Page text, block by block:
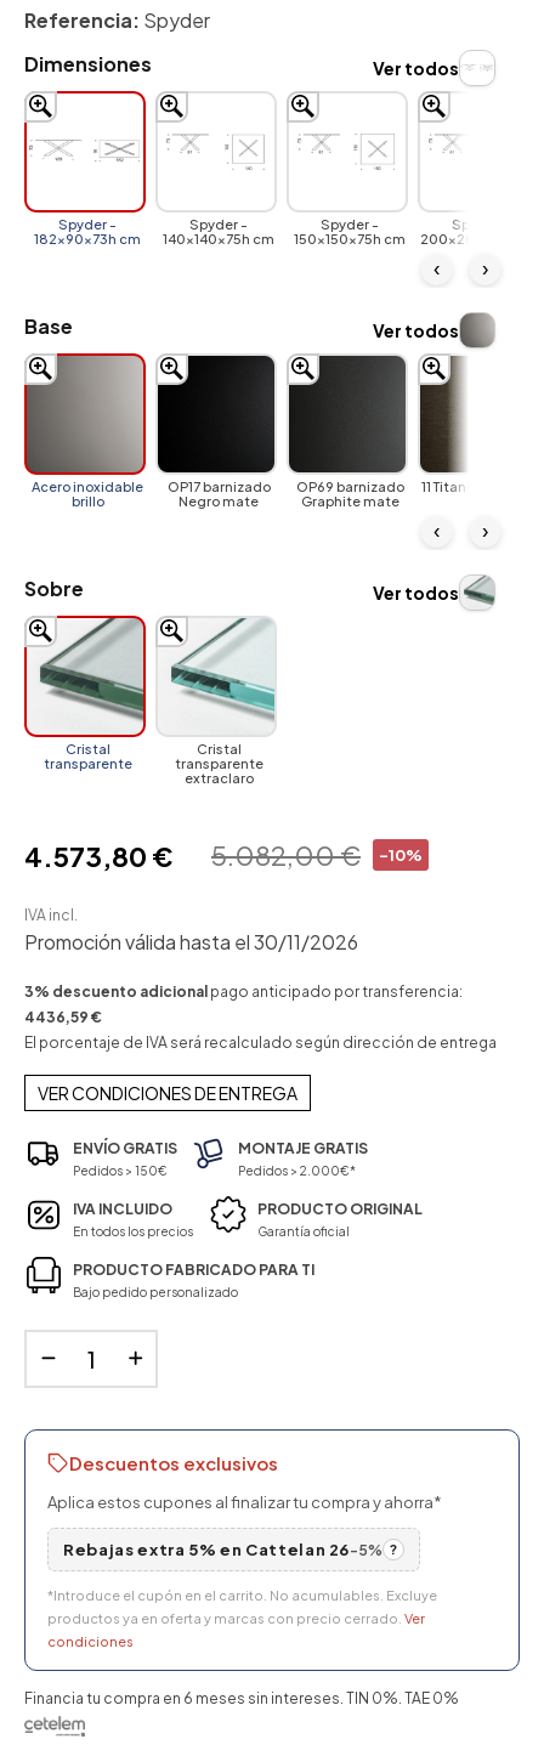
Referencia: Spyder
Dimensiones
Spyder -
182x90x73h cm
Spyder -
140x140x75h cm
Spyder -
150x150x75h cm
Spyder -
200x200x75h cm
‹ ›
Ver todos
Base
Acero inoxidable
brillo
OP17 barnizado
Negro mate
OP69 barnizado
Graphite mate
11 Titanio satinado
‹ ›
Ver todos
Sobre
Cristal
transparente
Cristal
transparente
extraclaro
Ver todos
-10%
5.082,00 €
4.573,80 €
IVA incl.
Promoción válida hasta el 30/11/2026
3% descuento adicional pago anticipado por transferencia:
4436,59 €
El porcentaje de IVA será recalculado según dirección de entrega
VER CONDICIONES DE ENTREGA
ENVÍO GRATIS
Pedidos > 150€
MONTAJE GRATIS
Pedidos > 2.000€*
IVA INCLUIDO
En todos los precios
PRODUCTO ORIGINAL
Garantía oficial
PRODUCTO FABRICADO PARA TI
Bajo pedido personalizado
Descuentos exclusivos
Aplica estos cupones al finalizar tu compra y ahorra*
Rebajas extra 5% en Cattelan 26-5% ?
*Introduce el cupón en el carrito. No acumulables. Excluye
productos ya en oferta y marcas con precio cerrado. Ver
condiciones
Financia tu compra en 6 meses sin intereses. TIN 0%. TAE 0%